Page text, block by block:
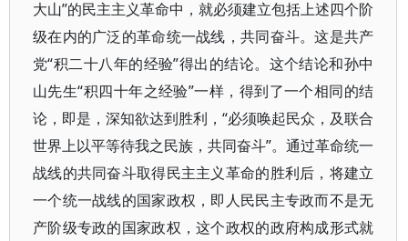
大山”的民主主义革命中，就必须建立包括上述四个阶
级在内的广泛的革命统一战线，共同奋斗。这是共产
党“积二十八年的经验”得出的结论。这个结论和孙中
山先生“积四十年之经验”一样，得到了一个相同的结
论，即是，深知欲达到胜利，“必须唤起民众，及联合
世界上以平等待我之民族，共同奋斗”。通过革命统一
战线的共同奋斗取得民主主义革命的胜利后，将建立
一个统一战线的国家政权，即人民民主专政而不是无
产阶级专政的国家政权，这个政权的政府构成形式就